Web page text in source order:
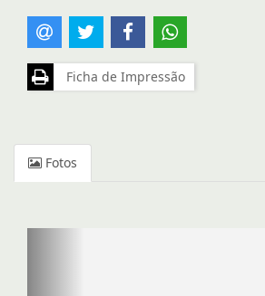
Ficha de Impressão
Fotos